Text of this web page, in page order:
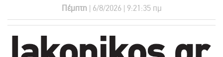
Πέμπτη | 6/8/2026 | 9:21:35 πμ